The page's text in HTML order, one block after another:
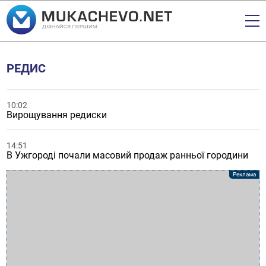
РЕДИС
10:02
Вирощування редиски
14:51
В Ужгороді почали масовий продаж ранньої городини